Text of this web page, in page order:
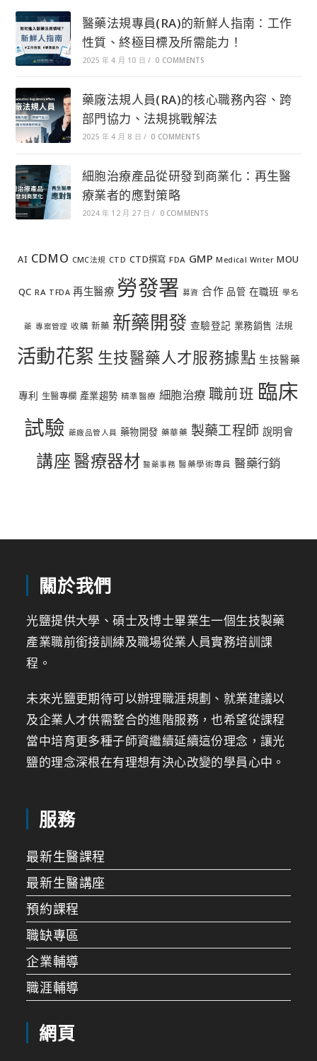
醫藥法規專員(RA)的新鮮人指南：工作
性質、終極目標及所需能力！
2025 年 4 月 10 日 / 0 COMMENTS
藥廠法規人員(RA)的核心職務內容、跨
部門協力、法規挑戰解法
2025 年 4 月 8 日 / 0 COMMENTS
細胞治療產品從研發到商業化：再生醫
療業者的應對策略
2024 年 12 月 27 日 / 0 COMMENTS
AI CDMO CMC法規 CTD CTD撰寫 FDA GMP Medical Writer MOU
QC RA TFDA 再生醫療 勞發署 募資 合作 品管 在職班 學名
藥 專案管理 收購 新藥 新藥開發 查驗登記 業務銷售 法規
活動花絮 生技醫藥人才服務據點 生技醫藥
專利 生醫專欄 產業趨勢 精準醫療 細胞治療 職前班 臨床
試驗 藥廠品管人員 藥物開發 藥華藥 製藥工程師 說明會
講座醫療器材 醫藥事務 醫藥學術專員 醫藥行銷
關於我們
光鹽提供大學、碩士及博士畢業生一個生技製藥
產業職前銜接訓練及職場從業人員實務培訓課
程。
未來光鹽更期待可以辦理職涯規劃、就業建議以
及企業人才供需整合的進階服務，也希望從課程
當中培育更多種子師資繼續延續這份理念，讓光
鹽的理念深根在有理想有決心改變的學員心中。
服務
最新生醫課程
最新生醫講座
預約課程
職缺專區
企業輔導
職涯輔導
網頁